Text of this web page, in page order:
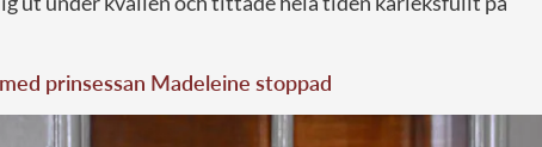
prinsessan Madeleine stoppad